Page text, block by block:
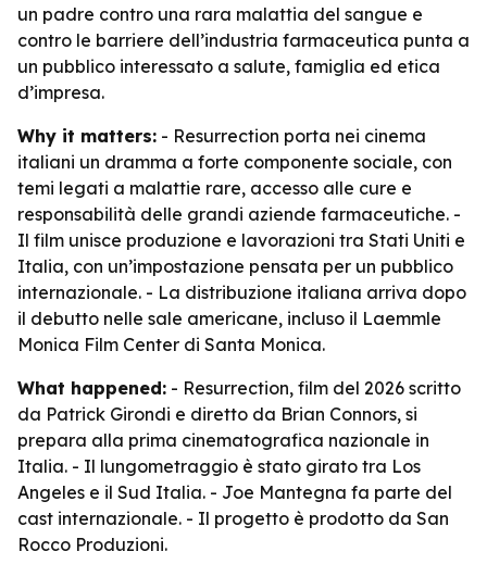
un padre contro una rara malattia del sangue e
contro le barriere dell’industria farmaceutica punta a
un pubblico interessato a salute, famiglia ed etica
d’impresa.
Why it matters: - Resurrection porta nei cinema
italiani un dramma a forte componente sociale, con
temi legati a malattie rare, accesso alle cure e
responsabilità delle grandi aziende farmaceutiche. -
Il film unisce produzione e lavorazioni tra Stati Uniti e
Italia, con un’impostazione pensata per un pubblico
internazionale. - La distribuzione italiana arriva dopo
il debutto nelle sale americane, incluso il Laemmle
Monica Film Center di Santa Monica.
What happened: - Resurrection, film del 2026 scritto
da Patrick Girondi e diretto da Brian Connors, si
prepara alla prima cinematografica nazionale in
Italia. - Il lungometraggio è stato girato tra Los
Angeles e il Sud Italia. - Joe Mantegna fa parte del
cast internazionale. - Il progetto è prodotto da San
Rocco Produzioni.